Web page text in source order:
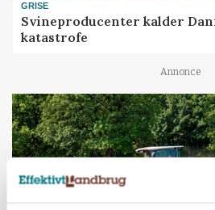
GRISE
Svineproducenter kalder
katastrofe
Annonce